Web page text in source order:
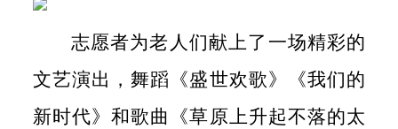
志愿者为老人们献上了一场精彩的
文艺演出，舞蹈《盛世欢歌》《我们的
新时代》和歌曲《草原上升起不落的太